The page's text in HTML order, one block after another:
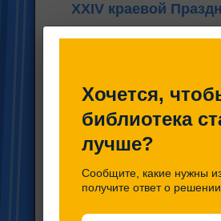
Хочется,
библиотека
лучше?
Сообщите, какие нужны
получите ответ о решении
XXIV краевой
Подробнее...
Близится